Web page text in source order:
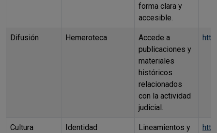
forma clara y
accesible.
Difusión Hemeroteca
Accede a
publicaciones y
materiales
históricos
relacionados
con la actividad
judicial.
Cultura Identidad
Lineamientos y